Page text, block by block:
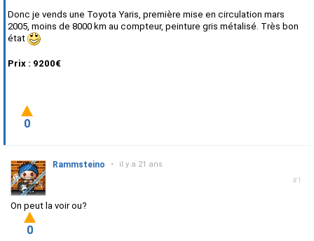
Donc je vends une Toyota Yaris, première mise en circulation mars
2005, moins de 8000 km au compteur, peinture gris métalisé. Très bon
état
Prix : 9200€
0
#1
Rammsteino • il y a 21 ans
On peut la voir ou?
0